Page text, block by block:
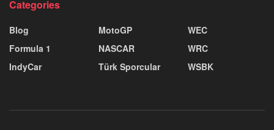
Categories
Blog
Formula 1
IndyCar
MotoGP
NASCAR
Türk Sporcular
WEC
WRC
WSBK